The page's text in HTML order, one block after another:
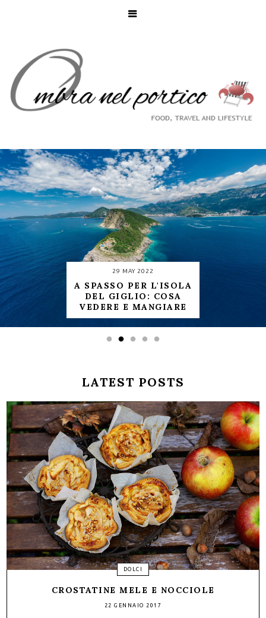
29 MAY 2022
A SPASSO PER L'ISOLA
DEL GIGLIO: COSA
VEDERE E MANGIARE
LATEST POSTS
DOLCI
CROSTATINE MELE E NOCCIOLE
22 GENNAIO 2017